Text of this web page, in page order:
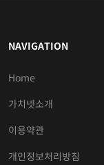
NAVIGATION
Home
가치넷소개
이용약관
개인정보처리방침